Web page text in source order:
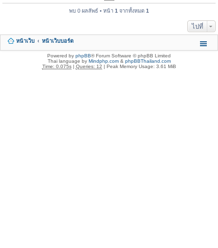
พบ 0 ผลลัพธ์ • หน้า 1 จากทั้งหมด 1
ไปที่
หน้าเว็บ หน้าเว็บบอร์ด
Powered by phpBB® Forum Software © phpBB Limited
Thai language by Mindphp.com& phpBBThailand.com
Time: 0.075s| Queries: 12 | Peak Memory Usage: 3.61 MiB